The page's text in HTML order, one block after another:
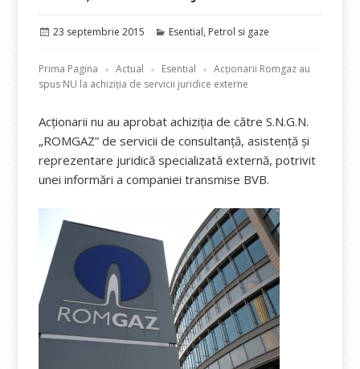
Publicat
23 septembrie 2015 Categorii
Esential, Petrol si gaze
Prima Pagina Actual Esential
Acționarii Romgaz au
spus NU la achiziția de servicii juridice externe
Acționarii nu au aprobat achiziția de către S.N.G.N.
„ROMGAZ” de servicii de consultanță, asistență și
reprezentare juridică specializată externă, potrivit
unei informări a companiei transmise BVB.